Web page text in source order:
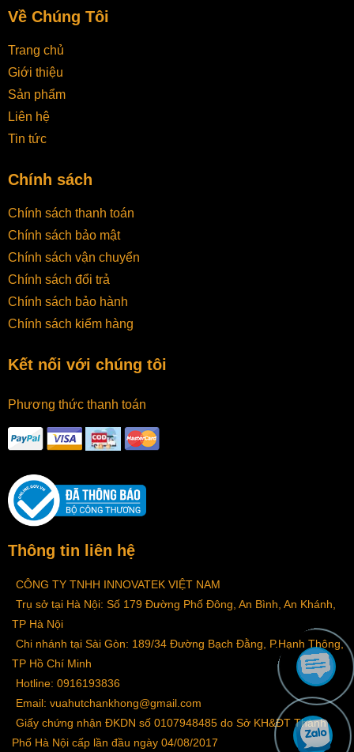
Về Chúng Tôi
Trang chủ
Giới thiệu
Sản phẩm
Liên hệ
Tin tức
Chính sách
Chính sách thanh toán
Chính sách bảo mật
Chính sách vận chuyển
Chính sách đổi trả
Chính sách bảo hành
Chính sách kiểm hàng
Kết nối với chúng tôi
Phương thức thanh toán
Thông tin liên hệ
CÔNG TY TNHH INNOVATEK VIỆT NAM
Trụ sở tại Hà Nội: Số 179 Đường Phố Đông, An Bình, An Khánh,
TP Hà Nội
Chi nhánh tại Sài Gòn: 189/34 Đường Bạch Đằng, P.Hạnh Thông,
TP Hồ Chí Minh
Hotline: 0916193836
Email: vuahutchankhong@gmail.com
Giấy chứng nhận ĐKDN số 0107948485 do Sở KH&ĐT Thành
Phố Hà Nội cấp lần đầu ngày 04/08/2017